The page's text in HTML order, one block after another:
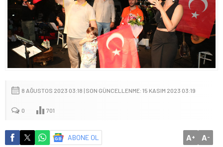
8 AĞUSTOS 2023 03:18 | SON GÜNCELLENME: 15 KASIM 2023 03:19
0 701
ABONE OL A+ A-